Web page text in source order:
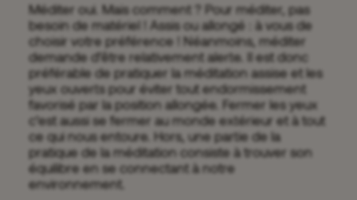
Méditer oui. Mais comment ? Pour méditer, pas
besoin de matériel ! Assis ou allongé : à vous de
choisir votre préférence ! Néanmoins, méditer
demande d’être relativement alerte. Il est donc
préférable de pratiquer la méditation assise et les
yeux ouverts pour éviter tout endormissement
favorisé par la position allongée. Fermer les yeux
c’est aussi se fermer au monde extérieur et à tout
ce qui nous entoure. Hors, une partie de la
pratique de la méditation consiste à trouver son
équilibre en se connectant à notre
environnement.